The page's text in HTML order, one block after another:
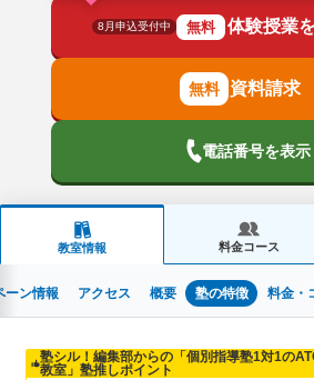
8月申込受付中 無料 体験授業
資料請求
電話番号を表示
教室情報 料金コース
ーン情報 アクセス 概要 塾の特徴 料金・
塾シル！編集部からの「個別指導塾1対1の
教室」塾推しポイント